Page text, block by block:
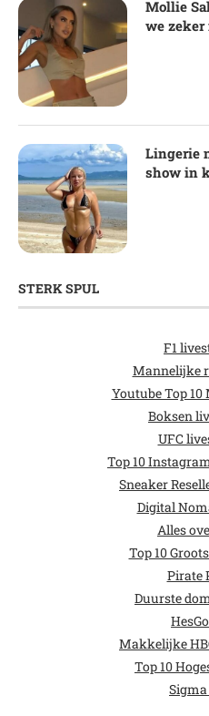
Mollie
we
Lingerie
show in
STERK SPUL
F1
Mannelijke
Youtube Top 10
Boksen
UFC
Top 10
Sneaker
Digital
Alles
Top 10
Pirate
Duurste
Makkelijke
Top 10